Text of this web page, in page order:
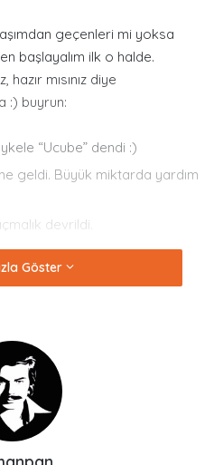
geçenleri mi yoksa
başlayalım ilk o halde.
hazır mısınız diye
:) buyrun:
“Ucube” dendi :)
geldi. Büyük miktarda yardım
devrildi.
düşünüldü. Çok paramız
bulmaya çalıştık.
yedi kafasına. bazısı takım
Göster